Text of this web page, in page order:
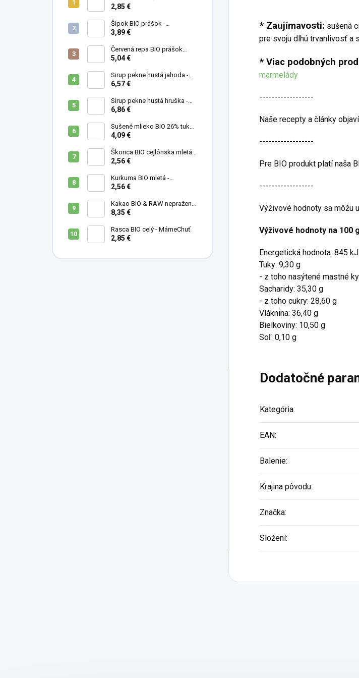
g
2,85 €
Šípok BIO prášok -
MámeChuť
3,89 €
Červená repa BIO prášok
(cvikla) - MámeChuť
5,04 €
Sirup pekne hustá jahoda -
500 ml
6,57 €
Sirup pekne hustá hruška -
500 ml
6,86 €
Sušené mlieko BIO 26% tuku -
MámeChuť
4,09 €
Škorica BIO cejlónska mletá -
MámeChuť
2,56 €
Kurkuma BIO mletá -
MámeChuť
2,56 €
Kakao BIO & RAW nepražené
- MámeChuť
8,35 €
Rasca BIO celý - MámeChuť
2,85 €
* Zaujímavosti: sušená
pre svoju dlhú trvanlivosť a
* Viac podobných
marmelády
------------------
Naše recepty a články
------------------
Pre BIO produkt platí naša
------------------
Výživové hodnoty sa môžu
Výživové hodnoty na 100
Energetická hodnota: 845
Tuky: 9,30 g
- z toho nasýtené mastné
Sacharidy: 35,30 g
- z toho cukry: 28,60 g
Vláknina: 36,40 g
Bielkoviny: 10,50 g
Soľ: 0,10 g
Dodatočné
Kategória:
EAN:
Balenie:
Krajina pôvodu:
Značka:
Složení: